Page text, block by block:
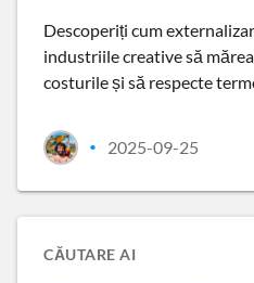
Descoperiți cum
industriile creative să
costurile și să respecte
• 2025-09-25
CĂUTARE AI